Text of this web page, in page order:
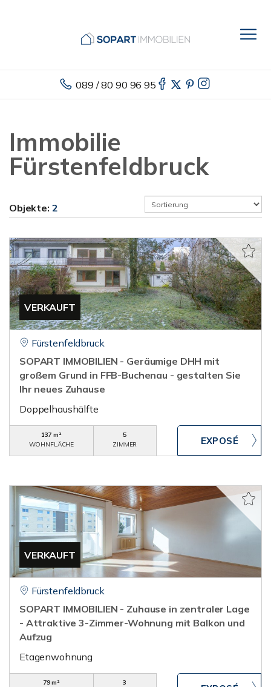
089 / 80 90 96 95
Immobilie
Fürstenfeldbruck
Objekte: 2
VERKAUFT
Fürstenfeldbruck
SOPART IMMOBILIEN - Geräumige DHH mit
großem Grund in FFB-Buchenau - gestalten Sie
Ihr neues Zuhause
Doppelhaushälfte
137 m²
WOHNFLÄCHE
5
ZIMMER
VERKAUFT
Fürstenfeldbruck
SOPART IMMOBILIEN - Zuhause in zentraler Lage
- Attraktive 3-Zimmer-Wohnung mit Balkon und
Aufzug
Etagenwohnung
79 m²
3